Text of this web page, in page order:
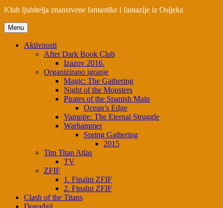
Klub ljubitelja znanstvene fantastike i fantazije iz Osijeka
Menu
Aktivnosti
After Dark Book Club
Izazov 2016.
Organizirano igranje
Magic: The Gathering
Night of the Monsters
Pirates of the Spanish Main
Ocean’s Edge
Vampire: The Eternal Struggle
Warhammer
Spring Gathering
2015
Tim Titan Atlas
TV
ZFIF
1. Finalni ZFIF
2. Finalni ZFIF
Clash of the Titans